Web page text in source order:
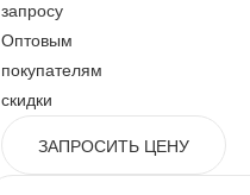
запросу
Оптовым
покупателям
скидки
ЗАПРОСИТЬ ЦЕНУ